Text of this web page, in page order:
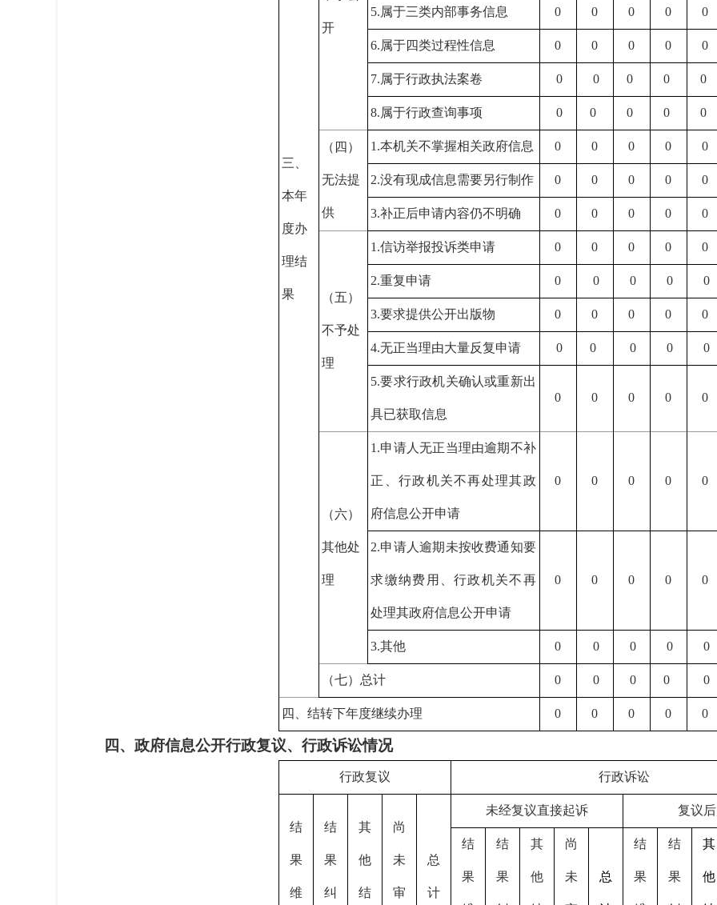
三、
本年
度办
理结
果
开
5.属于三类内部事务信息 0 0 0 0 0
6.属于四类过程性信息 0 0 0 0 0
7.属于行政执法案卷 0 0 0 0 0
8.属于行政查询事项 0 0 0 0 0
（四）
无法提
供
1.本机关不掌握相关政府信息 0 0 0 0 0
2.没有现成信息需要另行制作 0 0 0 0 0
3.补正后申请内容仍不明确 0 0 0 0 0
（五）
不予处
理
1.信访举报投诉类申请 0 0 0 0 0
2.重复申请 0 0 0 0 0
3.要求提供公开出版物 0 0 0 0 0
4.无正当理由大量反复申请 0 0 0 0 0
5.要求行政机关确认或重新出
具已获取信息
0 0 0 0 0
（六）
其他处
理
1.申请人无正当理由逾期不补
正、行政机关不再处理其政
府信息公开申请
0 0 0 0 0
2.申请人逾期未按收费通知要
求缴纳费用、行政机关不再
处理其政府信息公开申请
0 0 0 0 0
3.其他 0 0 0 0 0
（七）总计 0 0 0 0 0
四、结转下年度继续办理 0 0 0 0 0
四、政府信息公开行政复议、行政诉讼情况
行政复议 行政诉讼
结
果
维
结
果
纠
其
他
结
尚
未
审
总
计
未经复议直接起诉 复议
结
果
结
果
其
他
尚
未 总
结
果
结
果
其
他